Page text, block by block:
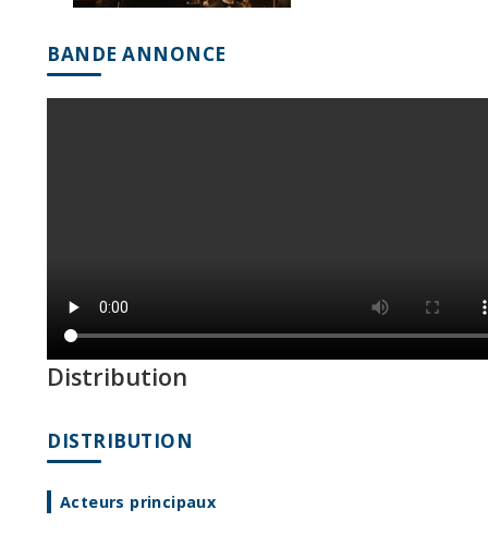
BANDE ANNONCE
Distribution
DISTRIBUTION
Acteurs principaux